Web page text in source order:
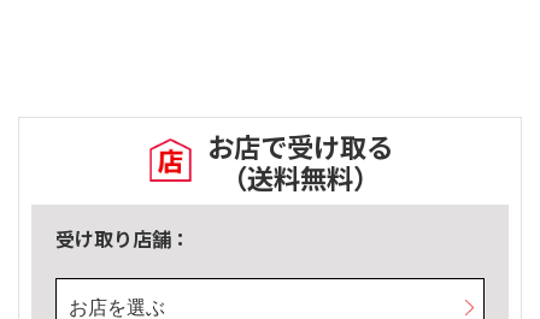
お店で受け取る
（送料無料）
受け取り店舗：
お店を選ぶ